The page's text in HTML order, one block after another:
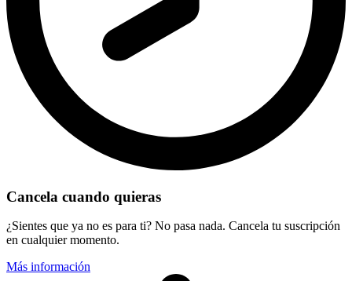
Cancela cuando quieras
¿Sientes que ya no es para ti? No pasa nada. Cancela tu suscripción
en cualquier momento.
Más información